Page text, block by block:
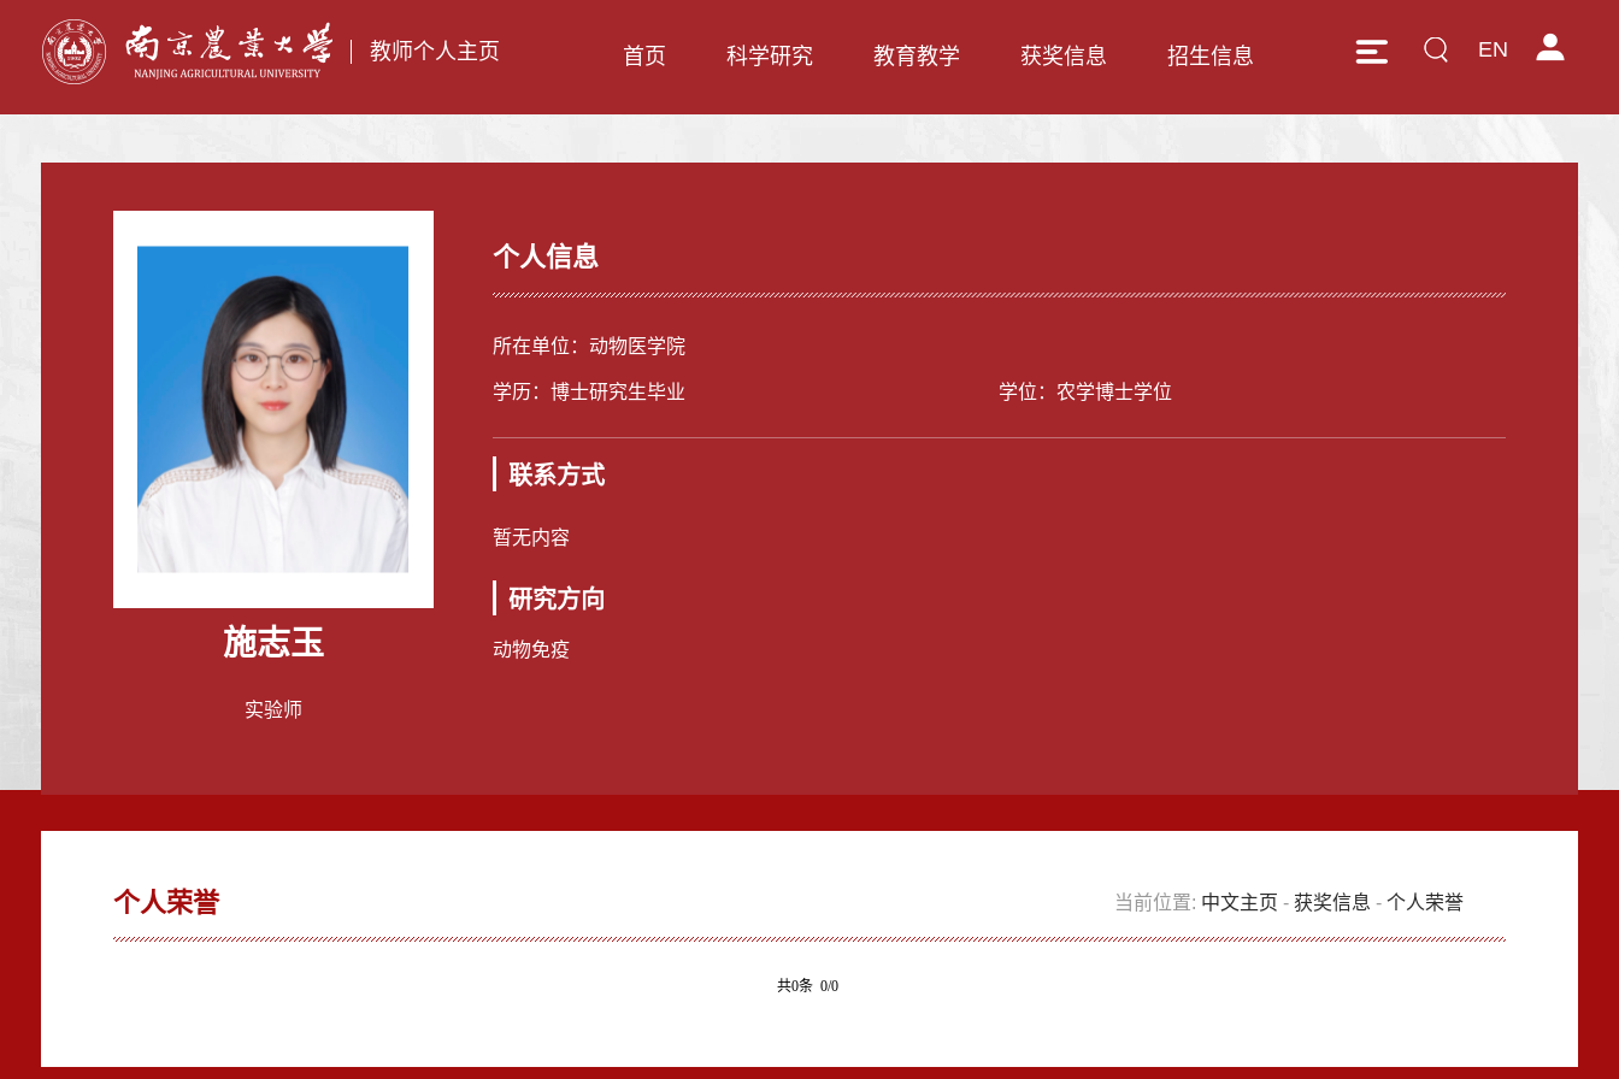
教师个人主页 EN
首页 科学研究 教育教学 获奖信息 招生信息
施志玉
实验师
个人信息
所在单位：动物医学院
学历：博士研究生毕业 学位：农学博士学位
联系方式
暂无内容
研究方向
动物免疫
个人荣誉 当前位置: 中文主页 -获奖信息 -个人荣誉
共0条 0/0